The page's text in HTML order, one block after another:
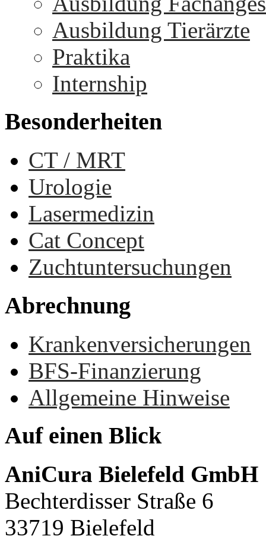
Ausbildung Tierärzte
Praktika
Internship
Besonderheiten
CT / MRT
Urologie
Lasermedizin
Cat Concept
Zuchtuntersuchungen
Abrechnung
Krankenversicherungen
BFS-Finanzierung
Allgemeine Hinweise
Auf einen Blick
AniCura Bielefeld GmbH
Bechterdisser Straße 6
33719 Bielefeld